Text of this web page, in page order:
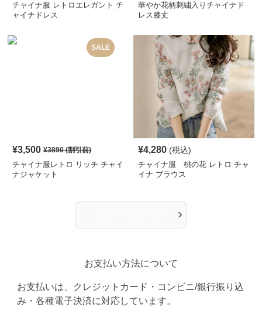
チャイナ服 レトロエレガント チ
ャイナドレス
華やか花柄刺繍入りチャイナド
レス膝丈
SALE
¥3,500 ¥3890(割引前)
チャイナ服レトロ リッチ チャイ
ナジャケット
¥4,280 (税込)
チャイナ服 桃の花 レトロ チャ
イナ ブラウス
›
お支払い方法について
お支払いは、クレジットカード・コンビニ/銀行振り込
み・各種電子決済に対応しています。